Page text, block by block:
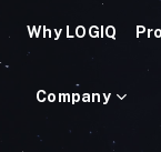
Why LOGIQ
Company